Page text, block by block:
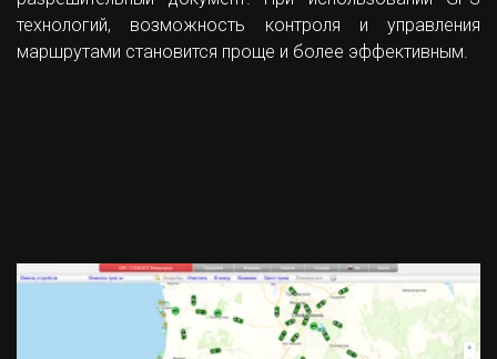
технологий, возможность контроля и управления
маршрутами становится проще и более эффективным.